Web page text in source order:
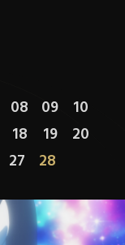
08 09
10
18 19
20
27 28